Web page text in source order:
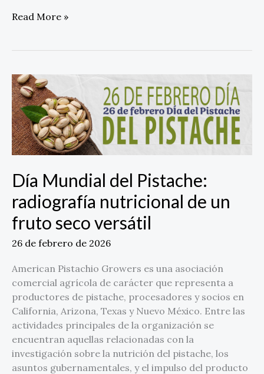
Read More »
Día Mundial del Pistache:
radiografía nutricional de un
fruto seco versátil
26 de febrero de 2026
American Pistachio Growers es una asociación
comercial agrícola de carácter que representa a
productores de pistache, procesadores y socios en
California, Arizona, Texas y Nuevo México. Entre las
actividades principales de la organización se
encuentran aquellas relacionadas con la
investigación sobre la nutrición del pistache, los
asuntos gubernamentales, y el impulso del producto
Día
Mundial
del
Pistache:
radiografía
nutricional
un
fruto
seco
versátil